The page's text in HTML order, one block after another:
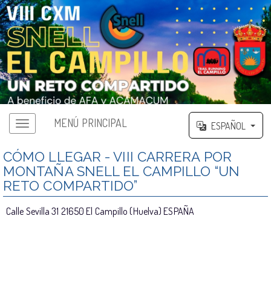
MENÚ PRINCIPAL ESPAÑOL
CÓMO LLEGAR - VIII CARRERA POR
MONTAÑA SNELL EL CAMPILLO “UN
RETO COMPARTIDO”
Calle Sevilla 31 21650 El Campillo (Huelva) ESPAÑA